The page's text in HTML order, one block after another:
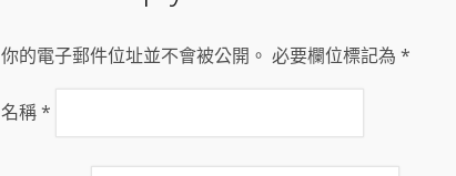
你的電子郵件位址並不會被公開。 必要欄位標記為 *
名稱*